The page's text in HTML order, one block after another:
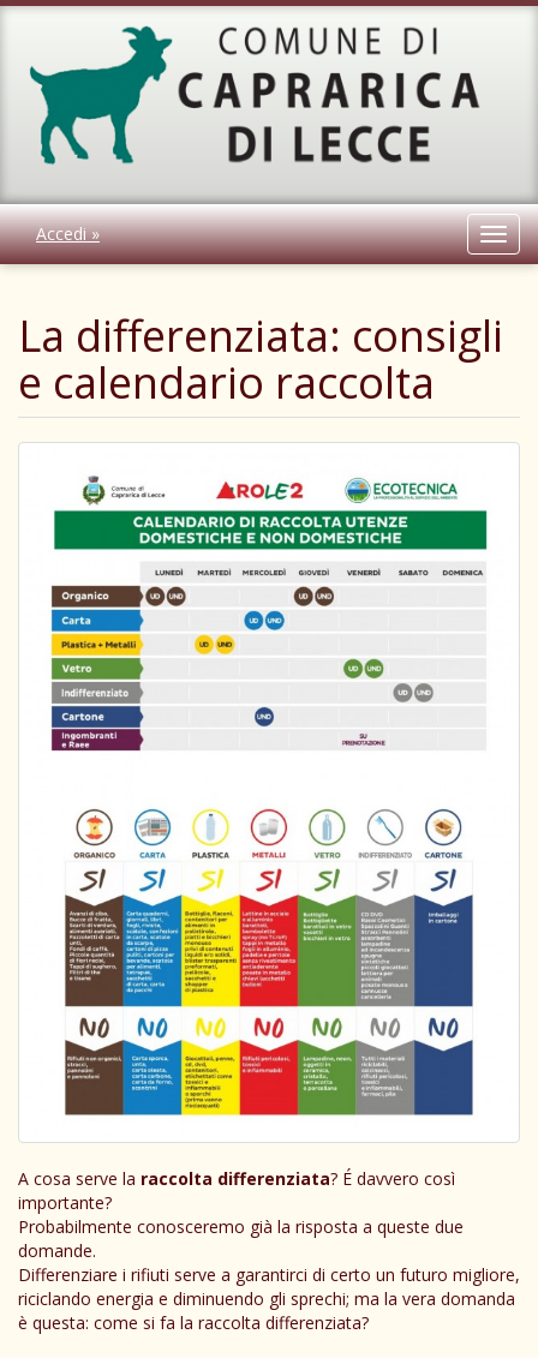
Accedi »
La differenziata: consigli
e calendario raccolta
A cosa serve la raccolta differenziata? É davvero così
importante?
Probabilmente conosceremo già la risposta a queste due
domande.
Differenziare i rifiuti serve a garantirci di certo un futuro migliore,
riciclando energia e diminuendo gli sprechi; ma la vera domanda
è questa: come si fa la raccolta differenziata?